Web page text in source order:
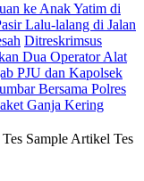
ke Anak Yatim di
Lalu-lalang di Jalan
Ditreskrimsus
Dua Operator Alat
PJU dan Kapolsek
Bersama Polres
Ganja Kering
Sample Artikel Tes